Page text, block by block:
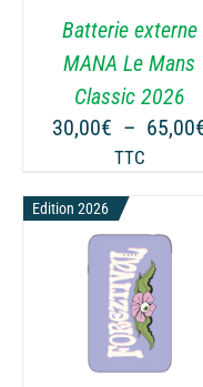
Batterie externe
MANA Le Mans
Classic 2026
30,00€ – 65,00
TTC
LES
OPTIONS
PEUVENT
ÊTRE
CHOISIES
SUR
LA
PAGE
DU
PRODUIT
Edition 2026
CHOIX DES
CE
PRODUIT
A
/ DÉTAILS